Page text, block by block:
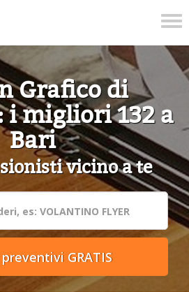
Grafico di
migliori 132 a
Bari
vicino a te